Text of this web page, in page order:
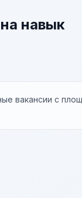
навык
вакансии с